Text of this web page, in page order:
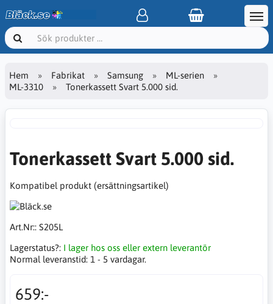
Hem Fabrikat Samsung
ML-serien
ML-3310
Tonerkassett Svart 5.000 sid.
Tonerkassett Svart 5.000 sid.
Kompatibel produkt (ersättningsartikel)
Art.Nr:: S205L
Lagerstatus?: I lager hos oss eller extern leverantör
Normal leveranstid: 1 - 5 vardagar.
659:-